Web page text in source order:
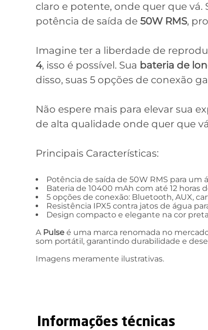
claro e potente, onde quer que
potência de saída de 50W RMS,
Imagine ter a liberdade de
4, isso é possível. Sua bateria de
disso, suas 5 opções de conexão
Não espere mais para elevar sua
de alta qualidade onde quer que
Principais Características:
Potência de saída de 50W RMS para um
Bateria de 10400 mAh com até 12
5 opções de conexão: Bluetooth, AUX,
Resistência IPX5 contra jatos de água
Design compacto e elegante na cor
A Pulseé uma marca renomada no
som portátil, garantindo durabilidade e
Imagens meramente ilustrativas.
Informações técnicas